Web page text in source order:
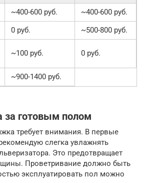
~400-600 руб.
~400-600 руб.
0 руб.
~500-800 руб.
~100 руб. 0 руб.
~900-1400 руб.
за готовым полом
требует внимания. В первые
слегка увлажнять
Это предотвращает
Проветривание должно быть
эксплуатировать пол можно